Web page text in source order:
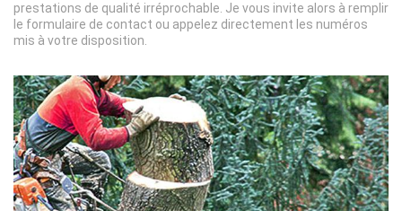
prestations de qualité irréprochable. Je vous invite alors à remplir
le formulaire de contact ou appelez directement les numéros
mis à votre disposition.